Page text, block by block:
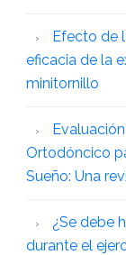
Efecto de
eficacia de la
minitornillo
Ortodóncico
Sueño: Una
¿Se debe
durante el